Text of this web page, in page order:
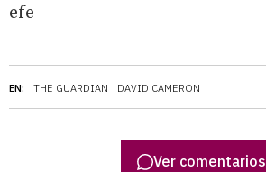
EN: THE GUARDIAN DAVID CAMERON
efe
Ver comentarios